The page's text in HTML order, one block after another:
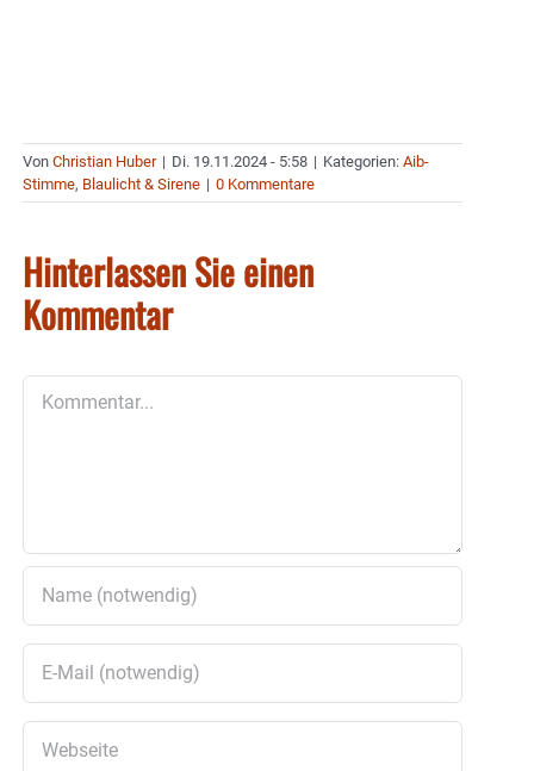
Von Christian Huber | Di. 19.11.2024 - 5:58 | Kategorien: Aib-
Stimme, Blaulicht & Sirene | 0 Kommentare
Hinterlassen Sie einen
Kommentar